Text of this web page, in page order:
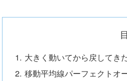
大きく動いてから戻してき
移動平均線パーフェクトオ